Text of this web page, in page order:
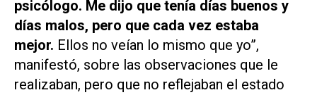
psicólogo. Me dijo que tenía días buenos y
días malos, pero que cada vez estaba
mejor. Ellos no veían lo mismo que yo”,
manifestó, sobre las observaciones que le
realizaban, pero que no reflejaban el estado